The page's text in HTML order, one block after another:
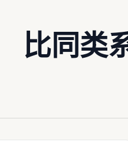
比同类